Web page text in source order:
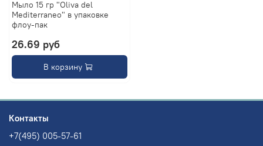
Мыло 15 гр "Oliva del
Mediterraneo" в упаковке
флоу-пак
26.69 руб
В корзину
Контакты
+7(495) 005-57-61